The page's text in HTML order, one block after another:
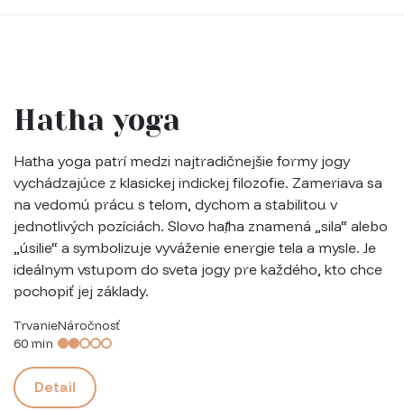
Hatha yoga
Hatha yoga patrí medzi najtradičnejšie formy jogy
vychádzajúce z klasickej indickej filozofie. Zameriava sa
na vedomú prácu s telom, dychom a stabilitou v
jednotlivých pozíciách. Slovo haṭha znamená „sila“ alebo
„úsilie“ a symbolizuje vyváženie energie tela a mysle. Je
ideálnym vstupom do sveta jogy pre každého, kto chce
pochopiť jej základy.
Trvanie
60 min
Náročnosť
Detail